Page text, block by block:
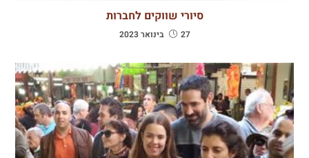
סיורי שווקים לחברות
27 בינואר 2023